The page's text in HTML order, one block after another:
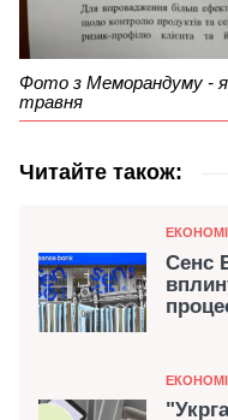
Фото з Меморандуму -
травня
Читайте також:
Категорія
Сенс
Категорія